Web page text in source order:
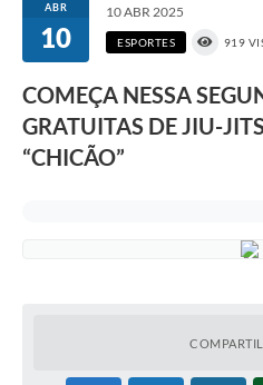
ABR
10
10 ABR 2025
ESPORTES 919
COMEÇA NESSA
GRATUITAS DE JIU-
“CHICÃO”